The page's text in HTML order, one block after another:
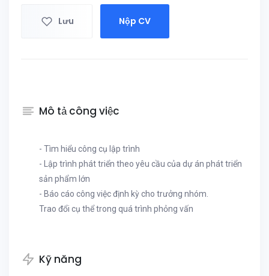
Lưu Nộp CV
Mô tả công việc
- Tìm hiểu công cụ lập trình
- Lập trình phát triển theo yêu cầu của dự án phát triển
sản phẩm lớn
- Báo cáo công việc định kỳ cho trưởng nhóm.
Trao đổi cụ thể trong quá trình phỏng vấn
Kỹ năng